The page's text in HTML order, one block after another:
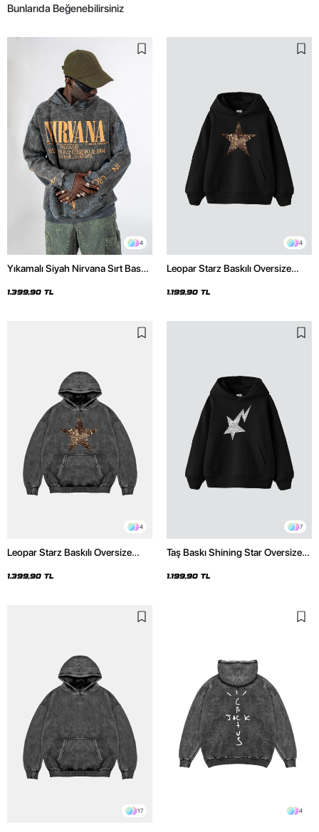
Bunlarıda Beğenebilirsiniz
4
Yıkamalı Siyah Nirvana Sırt Baskılı
1.399,90 TL
4
Leopar Starz Baskılı Oversize
1.199,90 TL
4
Leopar Starz Baskılı Oversize
Hoodie
1.399,90 TL
7
Taş Baskı Shining Star Oversize
1.199,90 TL
17 4